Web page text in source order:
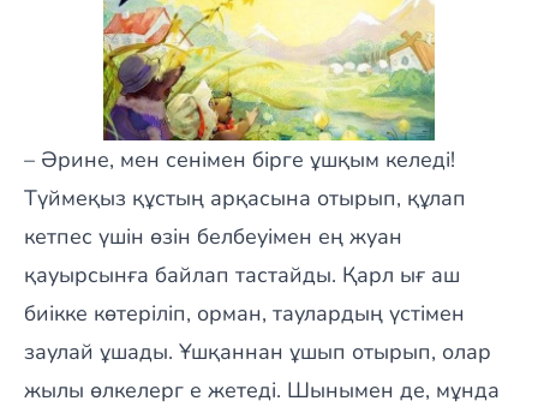
– Әрине, мен сенімен бірге ұшқым келеді!
Түймеқыз құстың арқасына отырып, құлап
кетпес үшін өзін белбеуімен ең жуан
қауырсынға байлап тастайды. Қарл ығ аш
биікке көтеріліп, орман, таулардың үстімен
заулай ұшады. Ұшқаннан ұшып отырып, олар
жылы өлкелерг е жетеді. Шынымен де, мұнда